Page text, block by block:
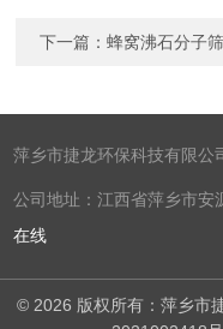
下一篇：蜂窝沸石分子
萍乡市捷龙环保科技有限公
公司地址：江西省萍乡市
在线
© 2026 版权所有：萍乡市